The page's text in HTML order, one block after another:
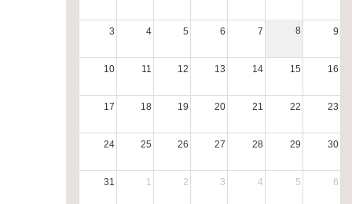
3 4 5 6 7 8 9
10 11 12 13 14 15 16
17 18 19 20 21 22 23
24 25 26 27 28 29 30
31 1 2 3 4 5 6